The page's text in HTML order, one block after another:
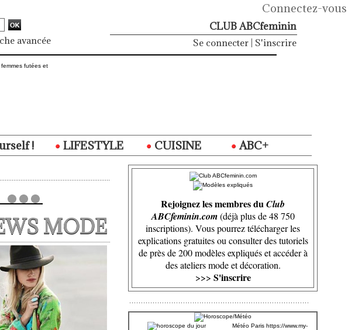
Connectez-vous
avancée
CLUB ABCfeminin
Se connecter S'inscrire
! LIFESTYLE CUISINE
ABC+
MODE
Rejoignez les membres duClub
ABCfeminin.com(déjà plus de 48 750
inscriptions). Vous pourrez télécharger les
explications gratuites ou consulter des tutoriels
de près de 200 modèles expliqués et accéder à
des ateliers mode et décoration.
>>> S'inscrire
Météo Paris https://www.my-